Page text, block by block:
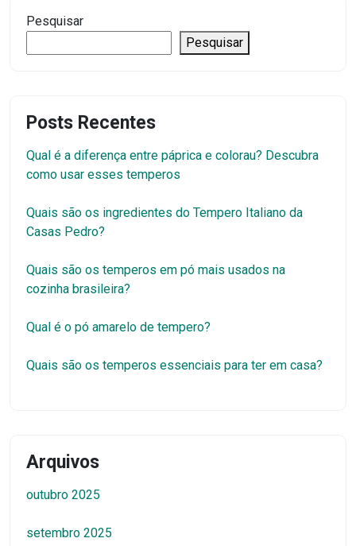
Pesquisar
Pesquisar
Posts Recentes
Qual é a diferença entre páprica e colorau? Descubra
como usar esses temperos
Quais são os ingredientes do Tempero Italiano da
Casas Pedro?
Quais são os temperos em pó mais usados na
cozinha brasileira?
Qual é o pó amarelo de tempero?
Quais são os temperos essenciais para ter em casa?
Arquivos
outubro 2025
setembro 2025